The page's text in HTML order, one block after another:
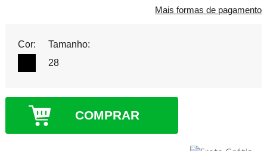
Mais formas de pagamento
Cor:
Tamanho:
28
COMPRAR